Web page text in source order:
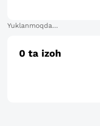
Yuklanmoqda...
0 ta izoh